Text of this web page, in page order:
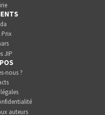
Prix
JIP
nous ?
auteurs